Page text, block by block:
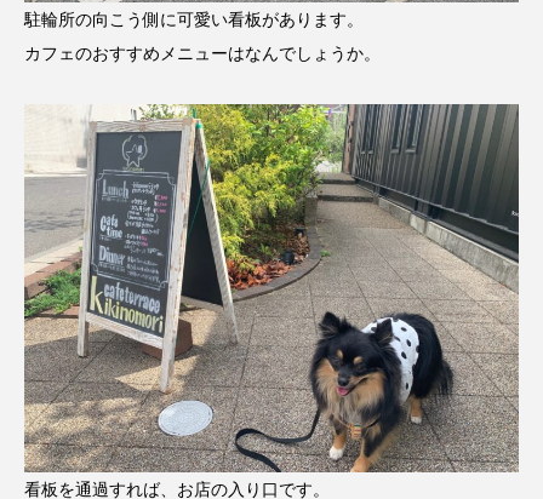
駐輪所の向こう側に可愛い看板があります。
カフェのおすすめメニューはなんでしょうか。
看板を通過すれば、お店の入り口です。